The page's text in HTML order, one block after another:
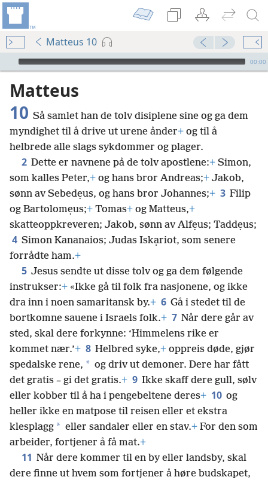
Matteus 10
Audio Player
00:00
Matteus
10 Så samlet han de tolv disiplene sine og ga dem
myndighet til å drive ut urene ånder+ og til å
helbrede alle slags sykdommer og plager.
2 Dette er navnene på de tolv apostlene:+ Simon,
som kalles Peter,+ og hans bror Andreas;+ Jakob,
sønn av Sebedẹus, og hans bror Johannes;+ 3 Filip
og Bartolomẹus;+ Tomas+ og Matteus,+
skatteoppkreveren; Jakob, sønn av Alfẹus; Taddẹus;
4 Simon Kananaios; Judas Iskạriot, som senere
forrådte ham.+
5 Jesus sendte ut disse tolv og ga dem følgende
instrukser:+ «Ikke gå til folk fra nasjonene, og ikke
dra inn i noen samaritansk by.+ 6 Gå i stedet til de
bortkomne sauene i Israels folk.+ 7 Når dere går av
sted, skal dere forkynne: ‘Himmelens rike er
kommet nær.’+ 8 Helbred syke,+ oppreis døde, gjør
spedalske rene, * og driv ut demoner. Dere har fått
det gratis – gi det gratis.+ 9 Ikke skaff dere gull, sølv
eller kobber til å ha i pengebeltene deres+ 10 og
heller ikke en matpose til reisen eller et ekstra
klesplagg * eller sandaler eller en stav.+ For den som
arbeider, fortjener å få mat.+
11 Når dere kommer til en by eller landsby, skal
dere finne ut hvem som fortjener å høre budskapet,